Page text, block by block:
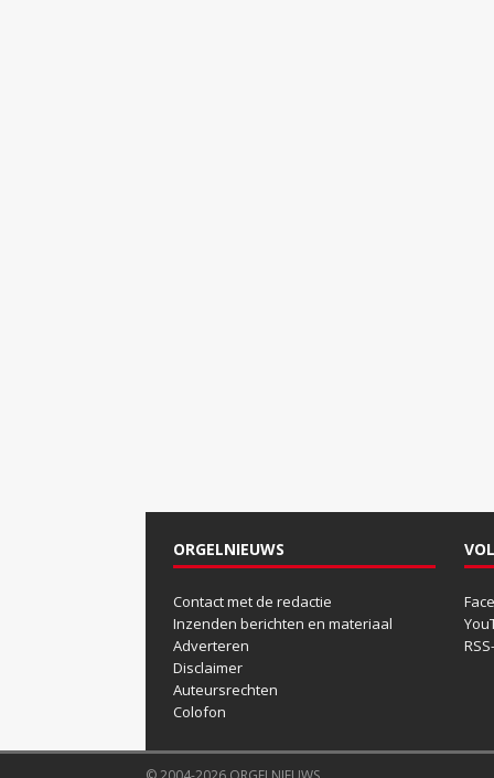
ORGELNIEUWS
Contact met de redactie
Inzenden berichten en materiaal
Adverteren
Disclaimer
Auteursrechten
Colofon